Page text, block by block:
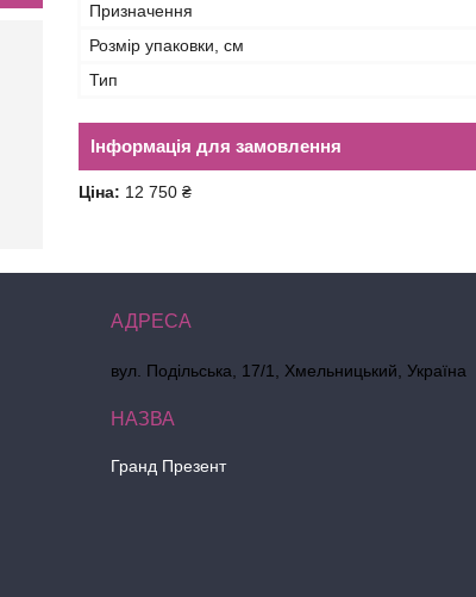
Призначення
Розмір упаковки, см
Тип
Інформація для замовлення
Ціна: 12 750 ₴
вул. Подільська, 17/1, Хмельницький, Україна
Гранд Презент